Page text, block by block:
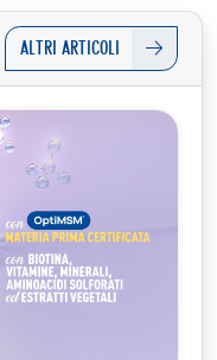
ALTRI ARTICOLI